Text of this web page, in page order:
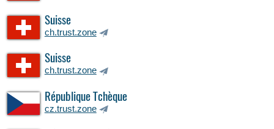
Suisse
ch.trust.zone
Suisse
ch.trust.zone
République Tchèque
cz.trust.zone